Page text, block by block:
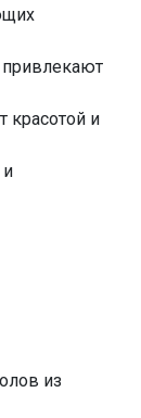
привлекают
красотой и
из